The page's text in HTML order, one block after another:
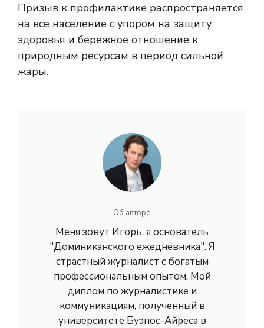
Призыв к профилактике распространяется
на все население с упором на защиту
здоровья и бережное отношение к
природным ресурсам в период сильной
жары.
Об авторе
Меня зовут Игорь, я основатель
"Доминиканского ежедневника". Я
страстный журналист с богатым
профессиональным опытом. Мой
диплом по журналистике и
коммуникациям, полученный в
университете Буэнос-Айреса в